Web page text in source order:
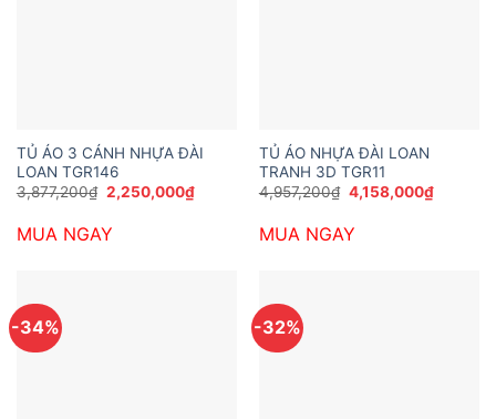
TỦ ÁO 3 CÁNH NHỰA ĐÀI
LOAN TGR146
3,877,200₫ Giá
gốc
3,877,200₫.
2,250,000₫Giá
hiện
MUA NGAY
TỦ ÁO NHỰA ĐÀI LOAN
TRANH 3D TGR11
4,957,200₫ Giá
gốc
4,957,200₫.
4,158,000₫Giá
hiện
MUA NGAY
-34% -32%